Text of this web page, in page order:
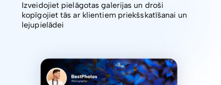
Izveidojiet pielāgotas galerijas un droši
kopīgojiet tās ar klientiem priekšskatīšanai un
lejupielādei